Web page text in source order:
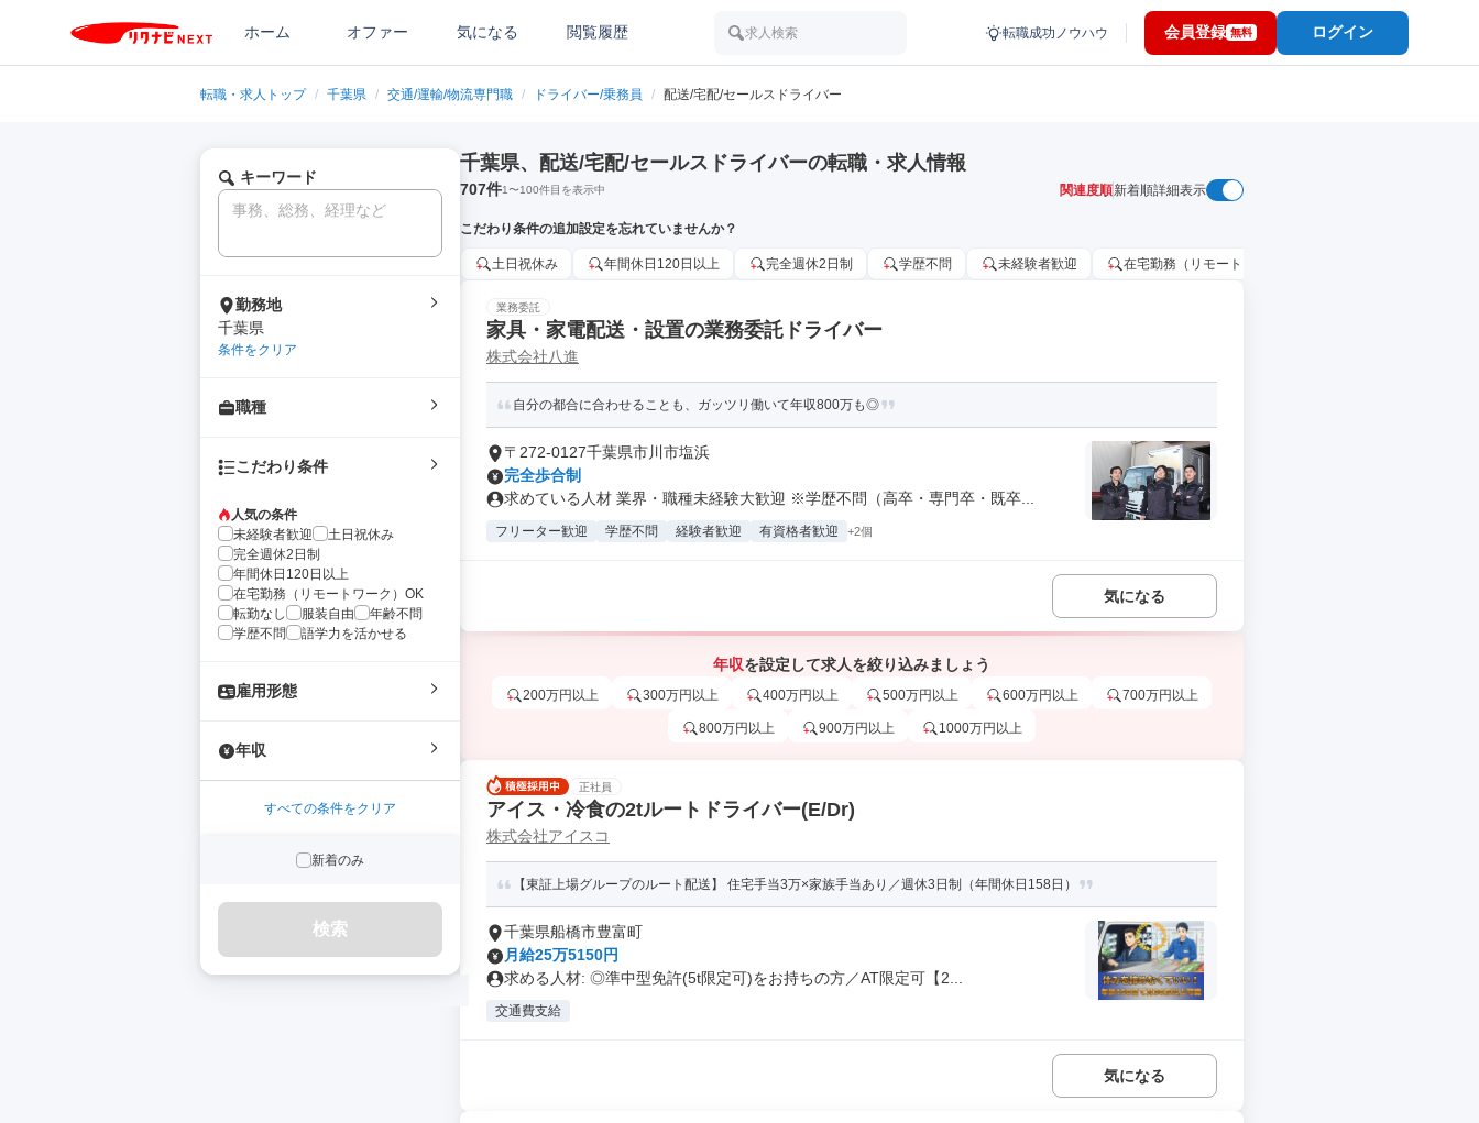
ホーム オファー 気になる 閲覧履歴 求人検索 転職成功ノウハウ 会員登録 無料 ログイン
転職・求人トップ / 千葉県 / 交通/運輸/物流専門職 / ドライバー/乗務員 / 配送/宅配/セールスドライバー
キーワード
勤務地
千葉県
条件をクリア
職種
こだわり条件
人気の条件
未経験者歓迎
土日祝休み
完全週休2日制
年間休日120日以上
在宅勤務（リモートワーク）OK
転勤なし
服装自由
年齢不問
学歴不問
語学力を活かせる
雇用形態
年収
すべての条件をクリア
新着のみ
検索
千葉県、配送/宅配/セールスドライバーの転職・求人情報
707件1〜100件目を表示中 関連度順新着順詳細表示
こだわり条件の追加設定を忘れていませんか？
土日祝休み 年間休日120日以上 完全週休2日制 学歴不問 未経験者歓迎 在宅勤務（リモートワーク）OK
業務委託
家具・家電配送・設置の業務委託ドライバー
株式会社八進
自分の都合に合わせることも、ガッツリ働いて年収800万も◎
〒272-0127千葉県市川市塩浜
完全歩合制
求めている人材 業界・職種未経験大歓迎 ※学歴不問（高卒・専門卒・既卒...
フリーター歓迎 学歴不問 経験者歓迎 有資格者歓迎 +2個
気になる
年収を設定して求人を絞り込みましょう
200万円以上 300万円以上 400万円以上 500万円以上 600万円以上 700万円以上
800万円以上 900万円以上 1000万円以上
正社員
アイス・冷食の2tルートドライバー(E/Dr)
株式会社アイスコ
【東証上場グループのルート配送】 住宅手当3万×家族手当あり／週休3日制（年間休日158日）
千葉県船橋市豊富町
月給25万5150円
求める人材: ◎準中型免許(5t限定可)をお持ちの方／AT限定可【2...
交通費支給
気になる